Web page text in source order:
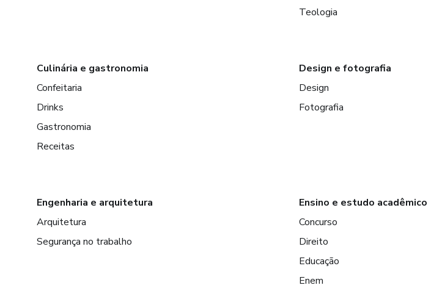
Teologia
Culinária e gastronomia
Confeitaria
Drinks
Gastronomia
Receitas
Design e fotografia
Design
Fotografia
Engenharia e arquitetura
Arquitetura
Segurança no trabalho
Ensino e estudo acadêmico
Concurso
Direito
Educação
Enem